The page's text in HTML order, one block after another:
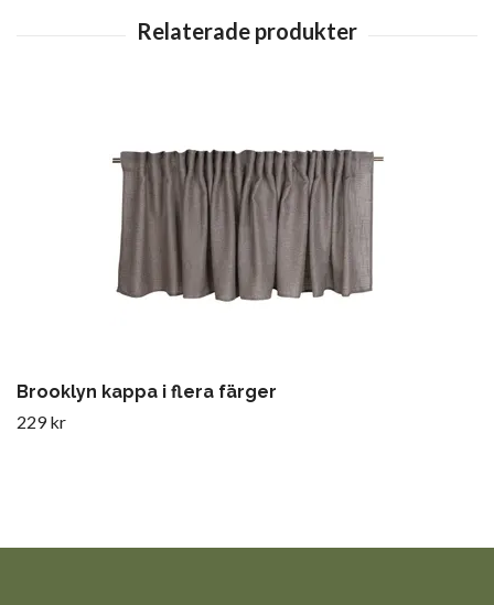
Brooklyn kappa i flera färger
229 kr